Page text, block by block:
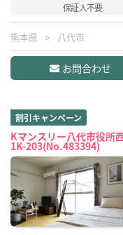
保証人不要
熊本県 八代市
お問合わせ
割引キャンペーン
Kマンスリー八代市役所
1K-203(No.483394)